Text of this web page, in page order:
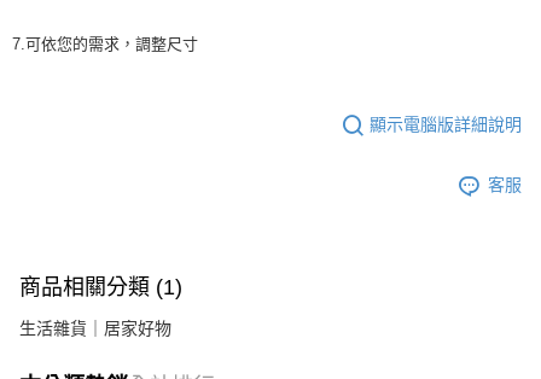
7.可依您的需求，調整尺寸
顯示電腦版詳細說明
客服
商品相關分類 (1)
生活雜貨｜居家好物